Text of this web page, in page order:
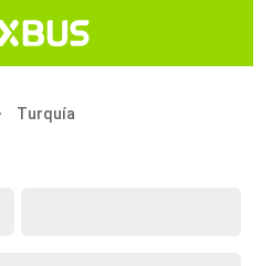
Turquía